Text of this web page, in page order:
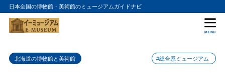
日本全国の博物館・美術館のミュージアムガイドナビ
MENU
北海道の博物館と美術館 #総合系ミュージアム
目次
1 さっぽろアートステージの入館料金